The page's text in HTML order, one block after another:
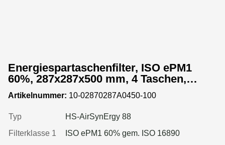
Energiespartaschenfilter, ISO ePM1
60%, 287x287x500 mm, 4 Taschen,
Metallrahmen
Artikelnummer: 10-02870287A0450-100
Typ
HS-AirSynErgy 88
Filterklasse 1
ISO ePM1 60% gem. ISO 16890